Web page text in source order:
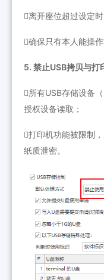
离开座位超过设定
确保只有本人能操
5. 禁止USB拷贝与打
所有USB存储设备
授权设备读取；
打印机功能被限制
纸质泄密。